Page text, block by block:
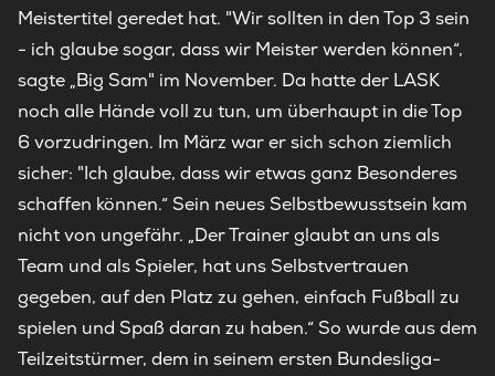
Meistertitel geredet hat. "Wir sollten in den Top 3 sein
- ich glaube sogar, dass wir Meister werden können“,
sagte „Big Sam" im November. Da hatte der LASK
noch alle Hände voll zu tun, um überhaupt in die Top
6 vorzudringen. Im März war er sich schon ziemlich
sicher: "Ich glaube, dass wir etwas ganz Besonderes
schaffen können.“ Sein neues Selbstbewusstsein kam
nicht von ungefähr. „Der Trainer glaubt an uns als
Team und als Spieler, hat uns Selbstvertrauen
gegeben, auf den Platz zu gehen, einfach Fußball zu
spielen und Spaß daran zu haben.“ So wurde aus dem
Teilzeitstürmer, dem in seinem ersten Bundesliga-